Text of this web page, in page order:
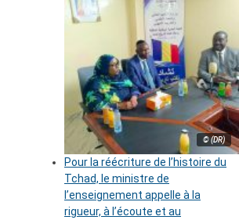
© (DR)
Pour la réécriture de l’histoire du
Tchad, le ministre de
l’enseignement appelle à la
rigueur, à l’écoute et au